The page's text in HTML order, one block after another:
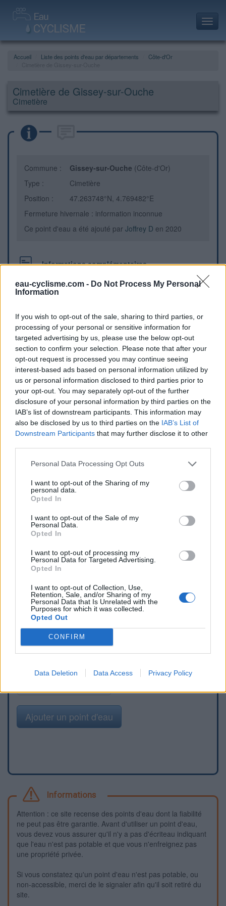
eau-cyclisme.com - Do Not Process My Personal
Information
If you wish to opt-out of the sale, sharing to third parties, or
processing of your personal or sensitive information for
targeted advertising by us, please use the below opt-out
section to confirm your selection. Please note that after your
opt-out request is processed you may continue seeing
interest-based ads based on personal information utilized by
us or personal information disclosed to third parties prior to
your opt-out. You may separately opt-out of the further
disclosure of your personal information by third parties on the
IAB’s list of downstream participants. This information may
also be disclosed by us to third parties on the IAB’s List of
Downstream Participants that may further disclose it to other
Personal Data Processing Opt Outs
I want to opt-out of the Sharing of my
personal data.
Opted In
I want to opt-out of the Sale of my
Personal Data.
Opted In
I want to opt-out of processing my
Personal Data for Targeted Advertising.
Opted In
I want to opt-out of Collection, Use,
Retention, Sale, and/or Sharing of my
Personal Data that Is Unrelated with the
Purposes for which it was collected.
Opted Out
CONFIRM
Data Deletion Data Access Privacy Policy
Accueil Liste des points d'eau par départements
Côte-d'Or
Cimetière de Gissey-sur-Ouche
Cimetière
Commune : Gissey-sur-Ouche (Côte-d'Or)
Type :
Cimetière
Position :
47.263748°N, 4.769482°E
Fermeture hivernale : information inconnue
Ce point d'eau a été ajouté par Joffrey D en 2020
Informations complémentaires
Sur la droite de l'église
Repères visuels
Afficher la carte
Ajouter un point d'eau
Informations
Attention : ce site recense des points d'eau dont la fiabilité
ne peut pas être garantie. Avant d'utiliser un point d'eau,
vous devez vous assurer qu'il n'y a pas d'écriteau indiquant
que l'eau n'est pas potable et que vous n'enfreignez pas
une propriété privée.
Si vous constatez qu'un point d'eau n'est pas potable, ou
non-accessible, merci de le signaler afin qu'il soit retiré du
site.